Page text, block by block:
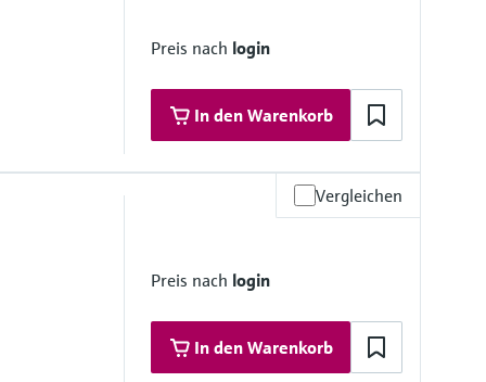
Preis nach login
In den Warenkorb
Vergleichen
Preis nach login
In den Warenkorb